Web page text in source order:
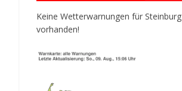
Keine Wetterwarnungen für Steinburg
vorhanden!